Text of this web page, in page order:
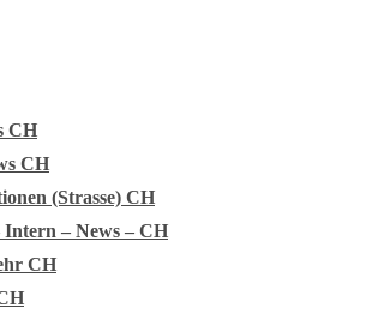
CH
CH
(Strasse) CH
Intern – News – CH
CH